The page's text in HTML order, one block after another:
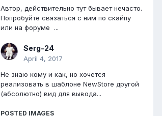
Автор, действительно тут бывает нечасто.
Попробуйте связаться с ним по скайпу
или на форуме ...
Serg-24
April 4, 2017
Не знаю кому и как, но хочется
реализовать в шаблоне NewStore другой
(абсолютно) вид для вывода...
POSTED IMAGES